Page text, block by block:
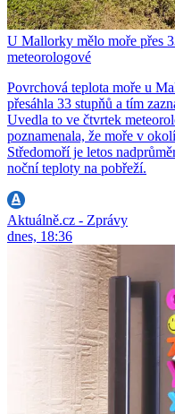
U Mallorky mělo moře přes
meteorologové
Povrchová teplota moře u
přesáhla 33 stupňů a tím
Uvedla to ve čtvrtek
poznamenala, že moře v
Středomoří je letos
noční teploty na pobřeží.
Aktuálně.cz - Zprávy
dnes, 18:36